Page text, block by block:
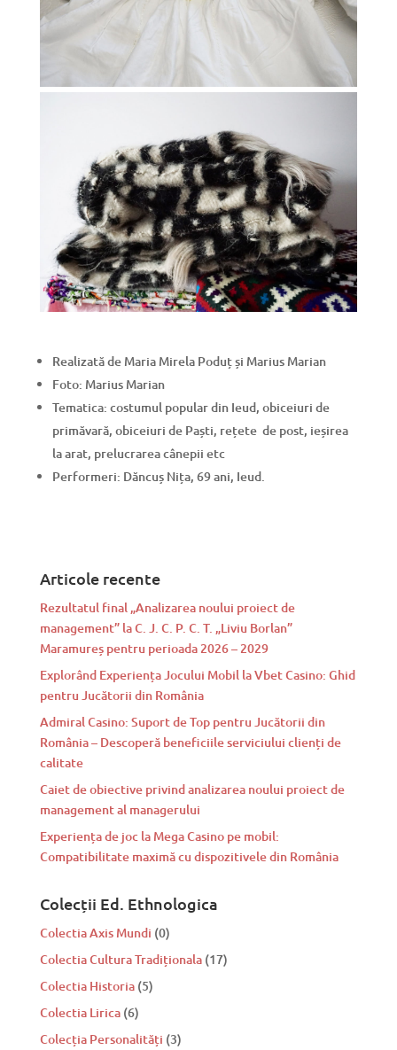
Realizată de Maria Mirela Poduț și Marius Marian
Foto: Marius Marian
Tematica: costumul popular din Ieud, obiceiuri de
primăvară, obiceiuri de Paști, rețete de post, ieșirea
la arat, prelucrarea cânepii etc
Performeri: Dăncuș Nița, 69 ani, Ieud.
Articole recente
Rezultatul final „Analizarea noului proiect de
management” la C. J. C. P. C. T. „Liviu Borlan”
Maramureș pentru perioada 2026 – 2029
Explorând Experiența Jocului Mobil la Vbet Casino: Ghid
pentru Jucătorii din România
Admiral Casino: Suport de Top pentru Jucătorii din
România – Descoperă beneficiile serviciului clienți de
calitate
Caiet de obiective privind analizarea noului proiect de
management al managerului
Experiența de joc la Mega Casino pe mobil:
Compatibilitate maximă cu dispozitivele din România
Colecții Ed. Ethnologica
Colectia Axis Mundi (0)
Colectia Cultura Tradiționala (17)
Colectia Historia (5)
Colectia Lirica (6)
Colecția Personalități (3)